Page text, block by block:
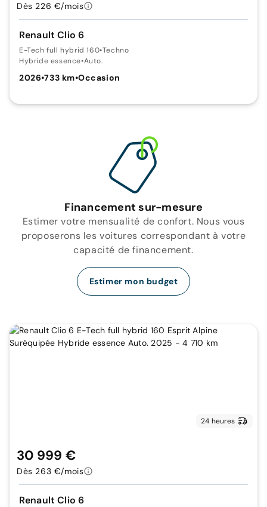
Renault Clio 6
E-Tech full hybrid 160•Techno
Hybride essence•Auto.
2026•733 km•Occasion
Dès 226 €/mois
Financement sur-mesure
Estimer votre mensualité de confort. Nous vous
proposerons les voitures correspondant à votre
capacité de financement.
Estimer mon budget
24 heures
Renault Clio 6
30 999 €
Dès 263 €/mois